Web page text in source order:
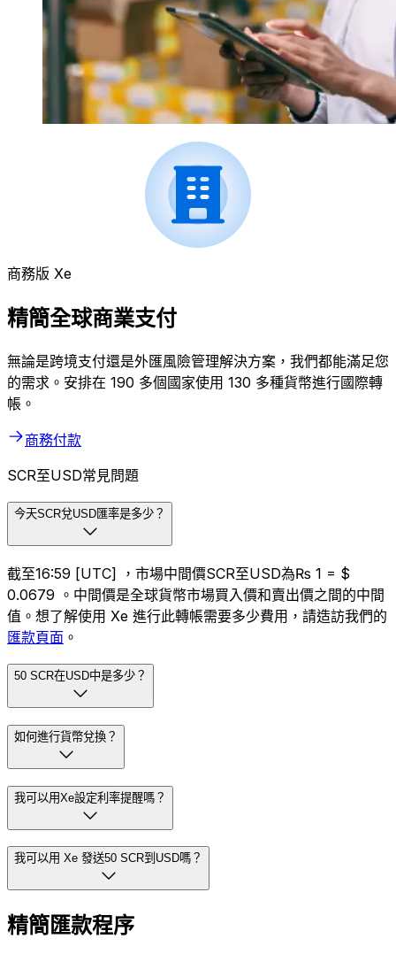
商務版 Xe
精簡全球商業支付
無論是跨境支付還是外匯風險管理解決方案，我們都能滿足您
的需求。安排在 190 多個國家使用 130 多種貨幣進行國際轉
帳。
商務付款
SCR至USD常見問題
今天SCR兌USD匯率是多少？
截至16:59 [UTC] ，市場中間價SCR至USD為₨ 1 = $
0.0679 。中間價是全球貨幣市場買入價和賣出價之間的中間
值。想了解使用 Xe 進行此轉帳需要多少費用，請造訪我們的
匯款頁面 。
50 SCR在USD中是多少？
如何進行貨幣兌換？
我可以用Xe設定利率提醒嗎？
我可以用 Xe 發送50 SCR到USD嗎？
精簡匯款程序